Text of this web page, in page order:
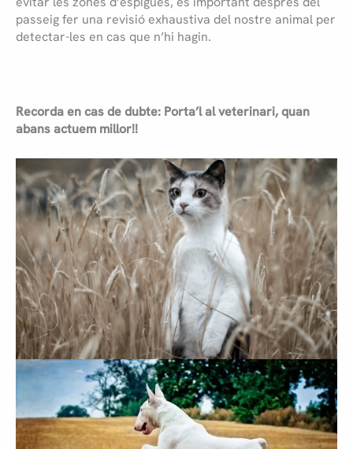
passeig fer una revisió exhaustiva del nostre animal per
detectar-les en cas que n’hi hagin.
Recorda en cas de dubte: Porta’l al veterinari, quan
abans actuem millor!!